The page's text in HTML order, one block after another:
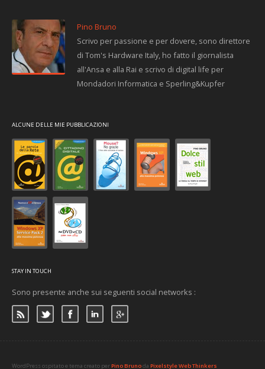
Pino Bruno
Scrivo per passione e per dovere, sono direttore
di Tom's Hardware Italy, ho fatto il giornalista
all'Ansa e alla Rai e scrivo di digital life per
Mondadori Informatica e Sperling&Kupfer
ALCUNE DELLE MIE PUBBLICAZIONI
STAY IN TOUCH
Sono presente anche sui seguenti social networks :
WordPress ospitato e tema creato perPino Brunoda Pixelstyle Web Thinkers